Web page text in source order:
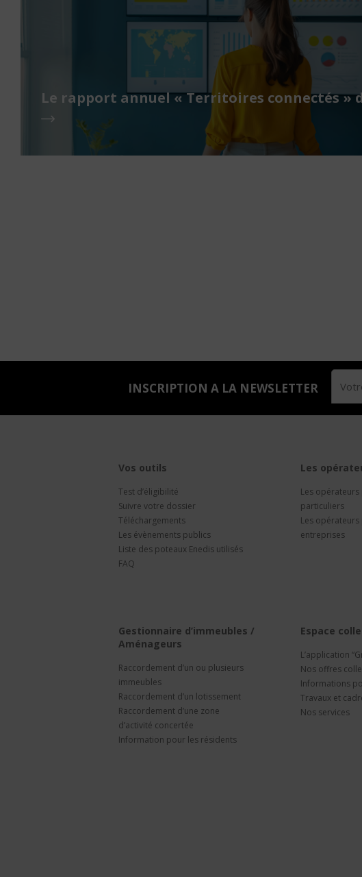
Le rapport annuel « Territoires connectés »
INSCRIPTION A LA NEWSLETTER
Vos outils
Test d’éligibilité
Suivre votre dossier
Téléchargements
Les évènements publics
Liste des poteaux Enedis utilisés
FAQ
Les
Les
particuliers
Les
entreprises
Gestionnaire d’immeubles /
Aménageurs
Raccordement d’un ou plusieurs
immeubles
Raccordement d’un lotissement
Raccordement d’une zone
d’activité concertée
Information pour les résidents
Espace
L’application
Nos offres
Informations
Travaux et
Nos services